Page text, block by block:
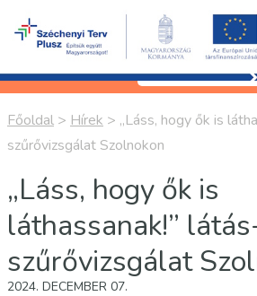
Főoldal > Hírek > „Láss, hogy ők is
szűrővizsgálat Szolnokon
„Láss, hogy ők is
láthassanak!”
szűrővizsgálat
2024. DECEMBER 07.